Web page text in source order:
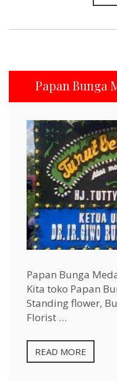
Papan Bunga
Papan Bunga
Kita toko Papan
Standing flower,
Florist …
READ MORE